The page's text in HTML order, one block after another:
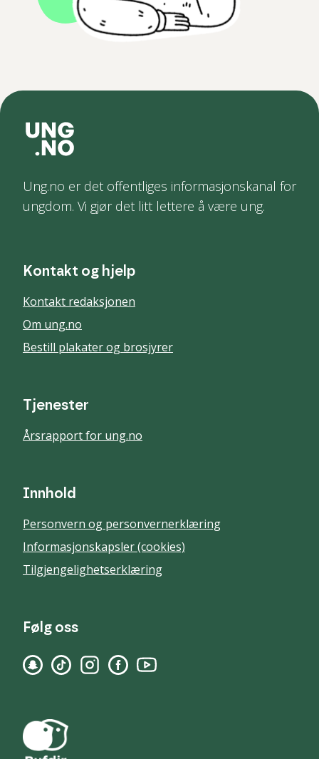
Ung.no er det offentliges informasjonskanal for
ungdom. Vi gjør det litt lettere å være ung.
Kontakt og hjelp
Kontakt redaksjonen
Om ung.no
Bestill plakater og brosjyrer
Tjenester
Årsrapport for ung.no
Innhold
Personvern og personvernerklæring
Informasjonskapsler (cookies)
Tilgjengelighetserklæring
Følg oss